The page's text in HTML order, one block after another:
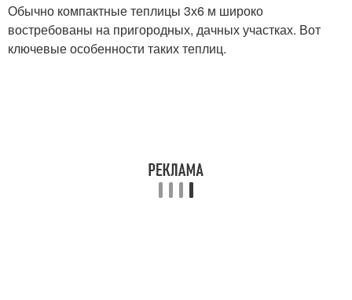
Обычно компактные теплицы 3х6 м широко
востребованы на пригородных, дачных участках. Вот
ключевые особенности таких теплиц.